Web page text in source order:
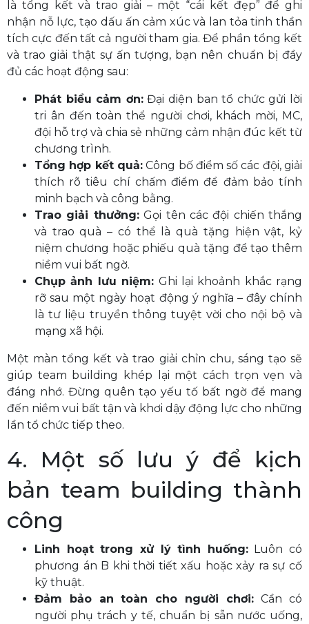
là tổng kết và trao giải – một “cái kết đẹp” để ghi
nhận nỗ lực, tạo dấu ấn cảm xúc và lan tỏa tinh thần
tích cực đến tất cả người tham gia. Để phần tổng kết
và trao giải thật sự ấn tượng, bạn nên chuẩn bị đầy
đủ các hoạt động sau:
Phát biểu cảm ơn:Đại diện ban tổ chức gửi lời
tri ân đến toàn thể người chơi, khách mời, MC,
đội hỗ trợ và chia sẻ những cảm nhận đúc kết từ
chương trình.
Tổng hợp kết quả:Công bố điểm số các đội, giải
thích rõ tiêu chí chấm điểm để đảm bảo tính
minh bạch và công bằng.
Trao giải thưởng:Gọi tên các đội chiến thắng
và trao quà – có thể là quà tặng hiện vật, kỷ
niệm chương hoặc phiếu quà tặng để tạo thêm
niềm vui bất ngờ.
Chụp ảnh lưu niệm: Ghi lại khoảnh khắc rạng
rỡ sau một ngày hoạt động ý nghĩa – đây chính
là tư liệu truyền thông tuyệt vời cho nội bộ và
mạng xã hội.
Một màn tổng kết và trao giải chỉn chu, sáng tạo sẽ
giúp team building khép lại một cách trọn vẹn và
đáng nhớ. Đừng quên tạo yếu tố bất ngờ để mang
đến niềm vui bất tận và khơi dậy động lực cho những
lần tổ chức tiếp theo.
4. Một số lưu ý để kịch
bản team building thành
công
Linh hoạt trong xử lý tình huống:Luôn có
phương án B khi thời tiết xấu hoặc xảy ra sự cố
kỹ thuật.
Đảm bảo an toàn cho người chơi:Cần có
người phụ trách y tế, chuẩn bị sẵn nước uống,